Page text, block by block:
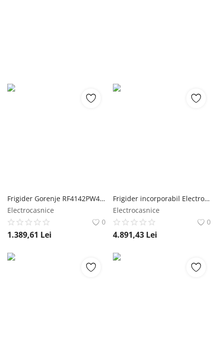
Frigider Gorenje RF4142PW4, 165L, alb, 143,6cm, wolnostojaca Gorenje
Electrocasnice
0
1.389,61 Lei
Frigider incorporabil Electrolux ERD6DE18S1, 310 l, Control electronic, Ventilator, Usa reversibila slide, Clasa E, H 178 cm Electrolux
Electrocasnice
0
4.891,43 Lei